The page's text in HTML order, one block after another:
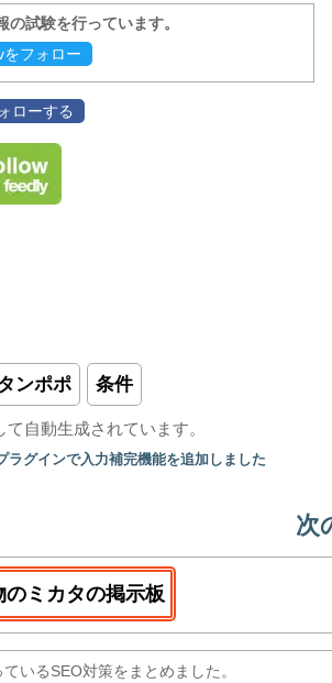
試験を行っています。
フォロー
ローする
ンポポ 条件
て自動生成されています。
ラグインで入力補完機能を追加しました
次
のミカタの掲示板
いるSEO対策をまとめました。